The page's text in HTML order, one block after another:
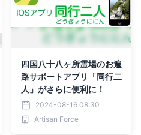
四国八十八ヶ所霊場のお遍
路サポートアプリ「同行二
人」がさらに便利に！
2024-08-16 08:30
Artisan Force